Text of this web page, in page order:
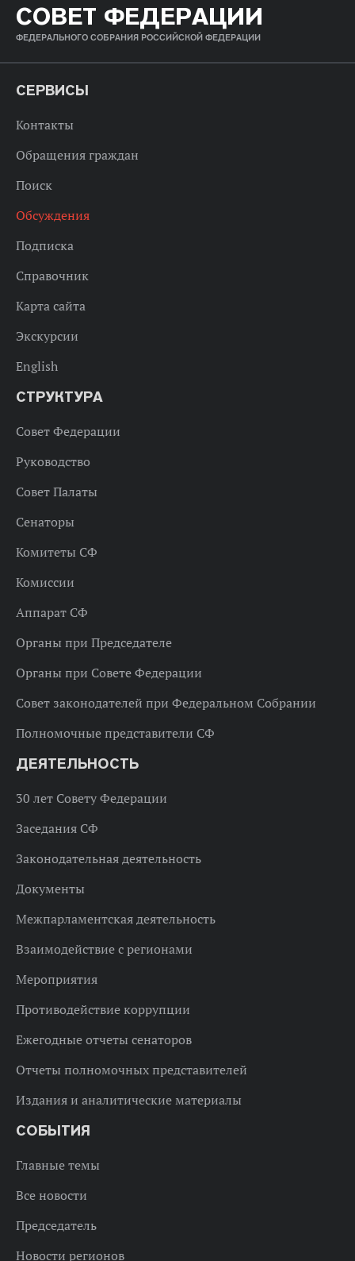
СОВЕТ ФЕДЕРАЦИИ
ФЕДЕРАЛЬНОГО СОБРАНИЯ РОССИЙСКОЙ ФЕДЕРАЦИИ
СЕРВИСЫ
Контакты
Обращения граждан
Поиск
Обсуждения
Подписка
Справочник
Карта сайта
Экскурсии
English
СТРУКТУРА
Совет Федерации
Руководство
Совет Палаты
Сенаторы
Комитеты СФ
Комиссии
Аппарат СФ
Органы при Председателе
Органы при Совете Федерации
Совет законодателей при Федеральном Собрании
Полномочные представители СФ
ДЕЯТЕЛЬНОСТЬ
30 лет Совету Федерации
Заседания СФ
Законодательная деятельность
Документы
Межпарламентская деятельность
Взаимодействие с регионами
Мероприятия
Противодействие коррупции
Ежегодные отчеты сенаторов
Отчеты полномочных представителей
Издания и аналитические материалы
СОБЫТИЯ
Главные темы
Все новости
Председатель
Новости регионов